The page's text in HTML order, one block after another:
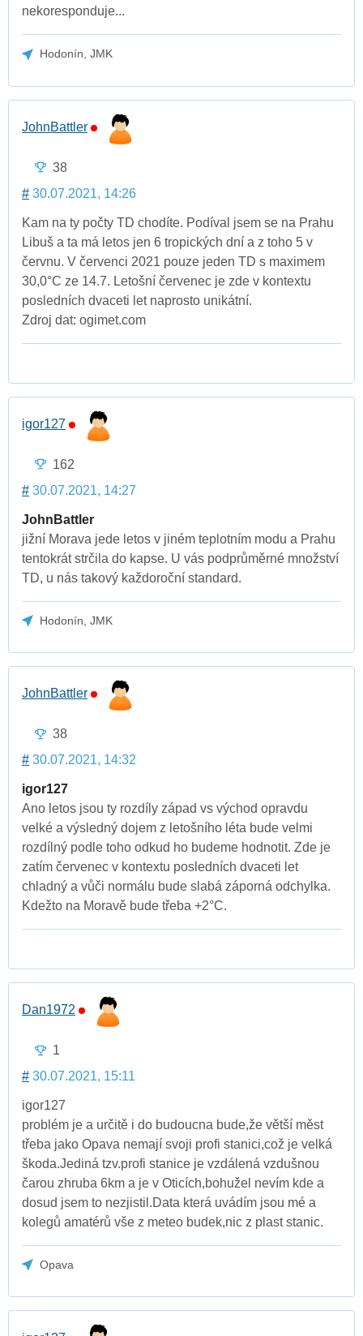
nekoresponduje...
Hodonín, JMK
JohnBattler
38
# 30.07.2021, 14:26
Kam na ty počty TD chodíte. Podíval jsem se na Prahu
Libuš a ta má letos jen 6 tropických dní a z toho 5 v
červnu. V červenci 2021 pouze jeden TD s maximem
30,0°C ze 14.7. Letošní červenec je zde v kontextu
posledních dvaceti let naprosto unikátní.
Zdroj dat: ogimet.com
igor127
162
# 30.07.2021, 14:27
JohnBattler
jižní Morava jede letos v jiném teplotním modu a Prahu
tentokrát strčila do kapse. U vás podprůměrné množství
TD, u nás takový každoroční standard.
Hodonín, JMK
JohnBattler
38
# 30.07.2021, 14:32
igor127
Ano letos jsou ty rozdíly západ vs východ opravdu
velké a výsledný dojem z letošního léta bude velmi
rozdílný podle toho odkud ho budeme hodnotit. Zde je
zatím červenec v kontextu posledních dvaceti let
chladný a vůči normálu bude slabá záporná odchylka.
Kdežto na Moravě bude třeba +2°C.
Dan1972
1
# 30.07.2021, 15:11
igor127
problém je a určitě i do budoucna bude,že větší měst
třeba jako Opava nemají svoji profi stanici,což je velká
škoda.Jediná tzv.profi stanice je vzdálená vzdušnou
čarou zhruba 6km a je v Oticích,bohužel nevím kde a
dosud jsem to nezjistil.Data která uvádím jsou mé a
kolegů amatérů vše z meteo budek,nic z plast stanic.
Opava